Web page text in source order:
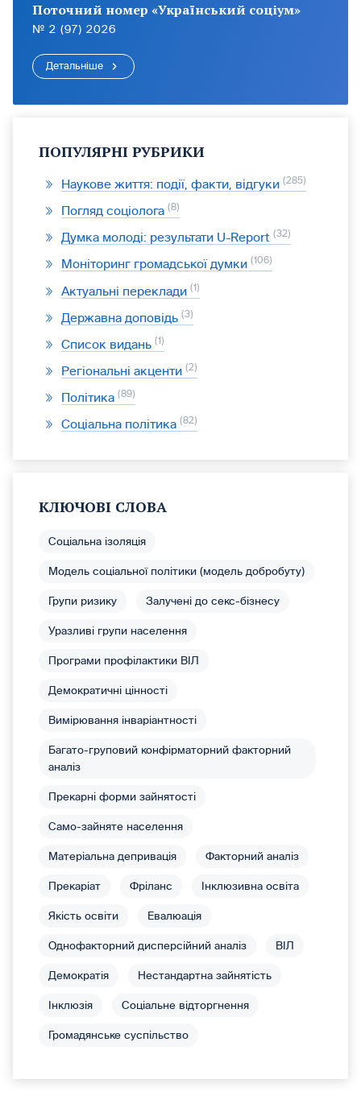
Поточний номер «Український соціум»
№ 2 (97) 2026
Детальніше
ПОПУЛЯРНІ РУБРИКИ
Наукове життя: події, факти, відгуки 285
Погляд соціолога 8
Думка молоді: результати U-Report 32
Моніторинг громадської думки 106
Актуальні переклади 1
Державна доповідь 3
Список видань 1
Регіональні акценти 2
Політика 89
Соціальна політика 82
КЛЮЧОВІ СЛОВА
Соціальна ізоляція
Модель соціальної політики (модель добробуту)
Групи ризику Залучені до секс-бізнесу
Уразливі групи населення
Програми профілактики ВІЛ
Демократичні цінності
Вимірювання інваріантності
Багато-груповий конфірматорний факторний
аналіз
Прекарні форми зайнятості
Само-зайняте населення
Матеріальна депривація Факторний аналіз
Прекаріат Фріланс Інклюзивна освіта
Якість освіти Евалюація
Однофакторний дисперсійний аналіз ВІЛ
Демократія Нестандартна зайнятість
Інклюзія Соціальне відторгнення
Громадянське суспільство